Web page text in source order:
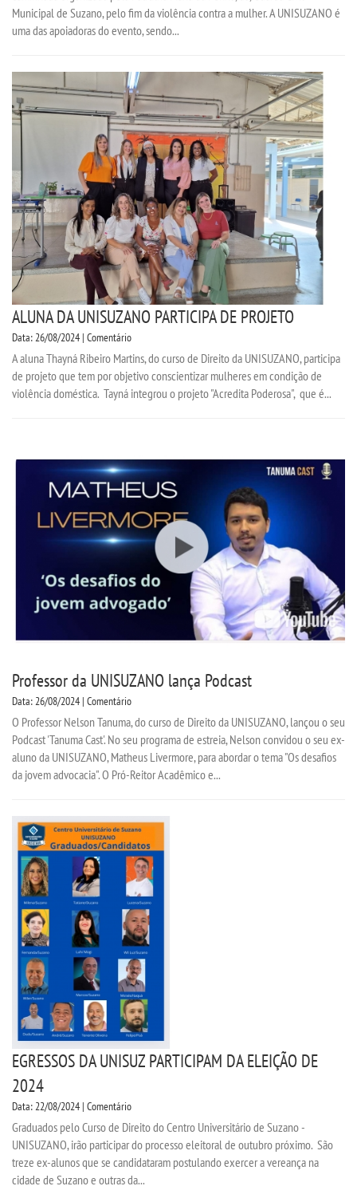
Municipal de Suzano, pelo fim da violência contra a mulher. A UNISUZANO é
uma das apoiadoras do evento, sendo...
ALUNA DA UNISUZANO PARTICIPA DE PROJETO
Data: 26/08/2024 | Comentário
A aluna Thayná Ribeiro Martins, do curso de Direito da UNISUZANO, participa
de projeto que tem por objetivo conscientizar mulheres em condição de
violência doméstica. Tayná integrou o projeto "Acredita Poderosa", que é...
Professor da UNISUZANO lança Podcast
Data: 26/08/2024 | Comentário
O Professor Nelson Tanuma, do curso de Direito da UNISUZANO, lançou o seu
Podcast 'Tanuma Cast'. No seu programa de estreia, Nelson convidou o seu ex-
aluno da UNISUZANO, Matheus Livermore, para abordar o tema "Os desafios
da jovem advocacia". O Pró-Reitor Acadêmico e...
EGRESSOS DA UNISUZ PARTICIPAM DA ELEIÇÃO DE
2024
Data: 22/08/2024 | Comentário
Graduados pelo Curso de Direito do Centro Universitário de Suzano -
UNISUZANO, irão participar do processo eleitoral de outubro próximo. São
treze ex-alunos que se candidataram postulando exercer a vereança na
cidade de Suzano e outras da...